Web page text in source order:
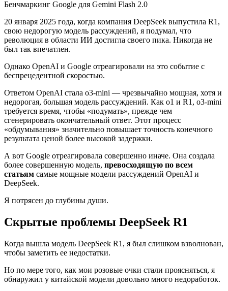
Бенчмаркинг Google для Gemini Flash 2.0
20 января 2025 года, когда компания DeepSeek выпустила R1,
свою недорогую модель рассуждений, я подумал, что
революция в области ИИ достигла своего пика. Никогда не
был так впечатлен.
Однако OpenAI и Google отреагировали на это событие с
беспрецедентной скоростью.
Ответом OpenAI стала o3-mini — чрезвычайно мощная, хотя и
недорогая, большая модель рассуждений. Как o1 и R1, o3-mini
требуется время, чтобы «подумать», прежде чем
сгенерировать окончательный ответ. Этот процесс
«обдумывания» значительно повышает точность конечного
результата ценой более высокой задержки.
А вот Google отреагировала совершенно иначе. Она создала
более совершенную модель, превосходящую по всем
статьям самые мощные модели рассуждений OpenAI и
DeepSeek.
Я потрясен до глубины души.
Скрытые проблемы DeepSeek R1
Когда вышла модель DeepSeek R1, я был слишком взволнован,
чтобы заметить ее недостатки.
Но по мере того, как мои розовые очки стали проясняться, я
обнаружил у китайской модели довольно много недоработок.